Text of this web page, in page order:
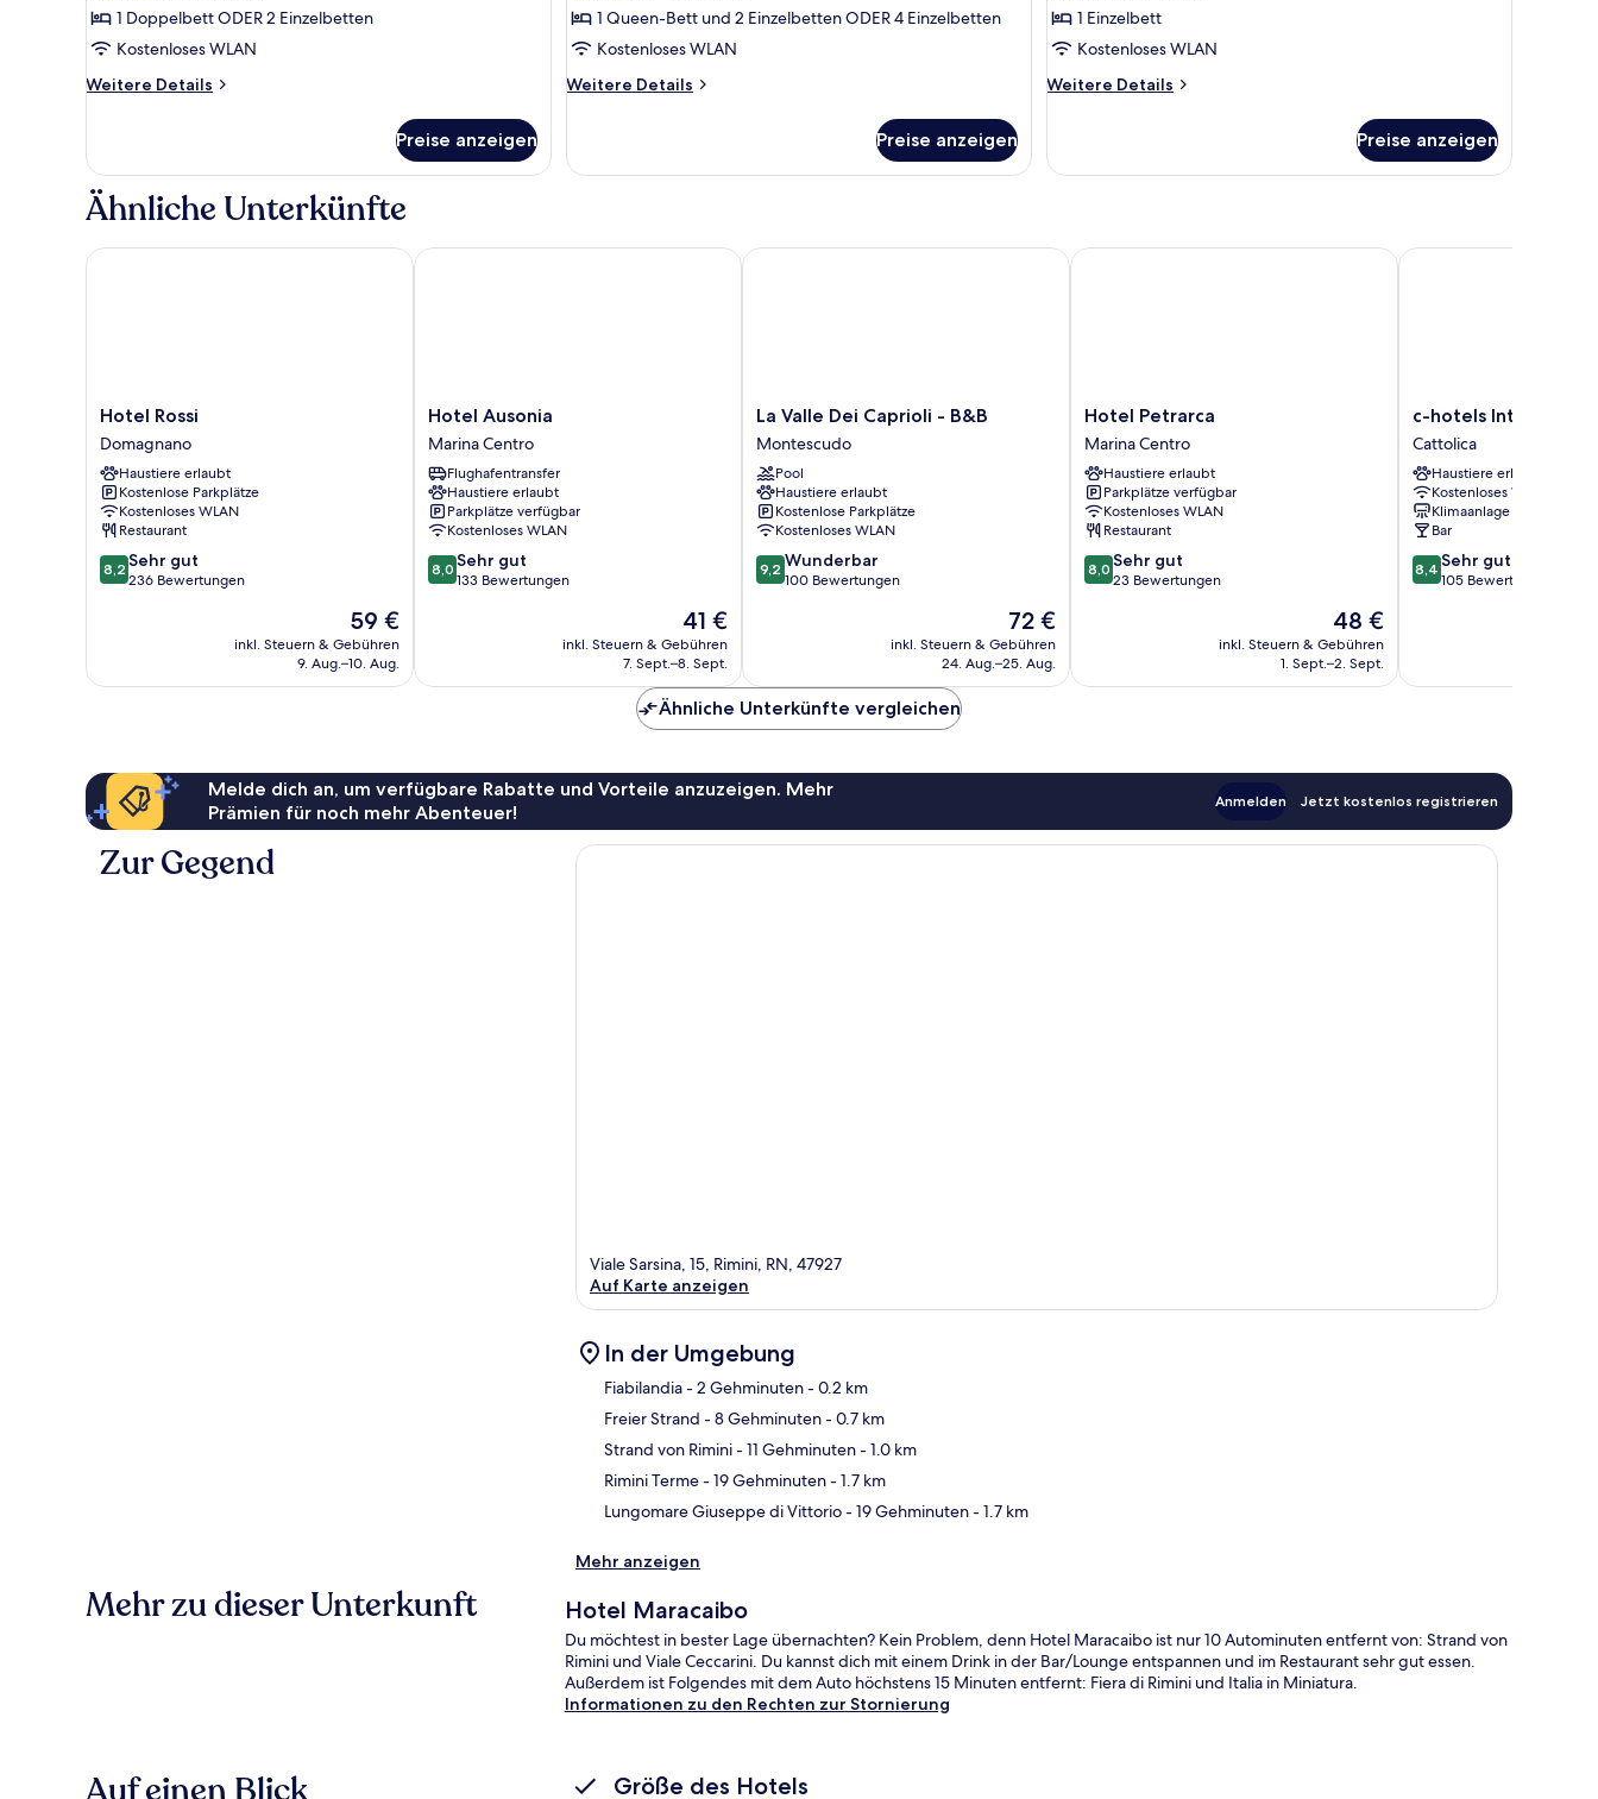
1 Doppelbett ODER 2 Einzelbetten
Kostenloses WLAN
Weitere Details
Weitere
Doppelzimmer
Preise anzeigen
1 Queen-Bett und 2 Einzelbetten ODER 4 Einzelbetten
Kostenloses WLAN
Weitere Details
Weitere
Vierbettzimmer
Preise anzeigen
1 Einzelbett
Kostenloses WLAN
Weitere Details
Weitere
Einzelzimmer
Preise anzeigen
Ähnliche Unterkünfte
Hotel
Rossi
Domagnano
Hotel Rossi
Domagnano
Haustiere erlaubt
Kostenlose Parkplätze
Kostenloses WLAN
Restaurant
8.2
von
Bewertungen
8,2 Sehr gut
236 Bewertungen
Der
Preis
beträgt
59 €
inkl. Steuern & Gebühren
9. Aug.–10. Aug.
Hotel Rossi
Hotel
Ausonia
Marina
Centro
Hotel Ausonia
Marina Centro
Flughafentransfer
Haustiere erlaubt
Parkplätze verfügbar
Kostenloses WLAN
8.0
von
Bewertungen
8,0 Sehr gut
133 Bewertungen
Der
Preis
beträgt
41 €
inkl. Steuern & Gebühren
7. Sept.–8. Sept.
Hotel Ausonia
La
Valle
Dei
Caprioli
-
B&B
Montescudo
La Valle Dei Caprioli - B&B
Montescudo
Pool
Haustiere erlaubt
Kostenlose Parkplätze
Kostenloses WLAN
9.2
von
9,2 Wunderbar
100 Bewertungen
Der
Preis
beträgt
72 €
inkl. Steuern & Gebühren
24. Aug.–25. Aug.
La Valle Dei Caprioli - B&B
Hotel
Petrarca
Marina
Centro
Hotel Petrarca
Marina Centro
Haustiere erlaubt
Parkplätze verfügbar
Kostenloses WLAN
Restaurant
8.0
von
Bewertungen
8,0 Sehr gut
23 Bewertungen
Der
Preis
beträgt
48 €
inkl. Steuern & Gebühren
1. Sept.–2. Sept.
Hotel Petrarca
c-
hotels
International
Cattolica
c-hotels
Cattolica
Haustiere erlaubt
Kostenloses WLAN
Klimaanlage
Bar
8.4
von
Bewertungen
8,4 Sehr gut
105 Bewertungen
c-hotels International
Ähnliche Unterkünfte vergleichen
Melde dich an, um verfügbare Rabatte und Vorteile anzuzeigen. Mehr
Prämien für noch mehr Abenteuer!
Anmelden Jetzt kostenlos registrieren
Zur Gegend
Viale Sarsina, 15, Rimini, RN, 47927
Auf Karte anzeigen
In der Umgebung
Fiabilandia- 2 Gehminuten- 0.2 km
Freier Strand - 8 Gehminuten- 0.7 km
Strand von Rimini- 11 Gehminuten- 1.0 km
Rimini Terme- 19 Gehminuten- 1.7 km
Lungomare Giuseppe di Vittorio- 19 Gehminuten- 1.7 km
Mehr anzeigen
Mehr zu dieser Unterkunft Hotel Maracaibo
Du möchtest in bester Lage übernachten? Kein Problem, denn Hotel Maracaibo ist nur 10 Autominuten entfernt von: Strand von
Rimini und Viale Ceccarini. Du kannst dich mit einem Drink in der Bar/Lounge entspannen und im Restaurant sehr gut essen.
Außerdem ist Folgendes mit dem Auto höchstens 15 Minuten entfernt: Fiera di Rimini und Italia in Miniatura.
Informationen zu den Rechten zur Stornierung
Größe des Hotels